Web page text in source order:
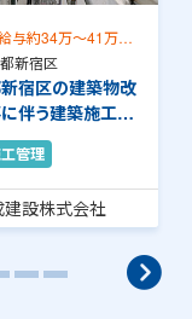
額給与約42万～58万
給与保証）…
京都新宿区
都新宿区の建築物改
事に伴う建築施工管
仕事です。…
施工管理
成建設株式会社